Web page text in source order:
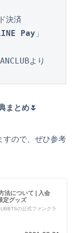
決済
Pay 」
より
まとめ🌷
すので、ぜひ参考
法について | 入会
定グッズ
の公式ファンクラ